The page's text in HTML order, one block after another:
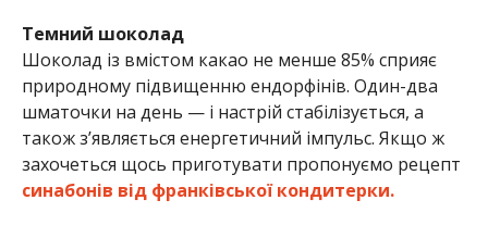
Темний шоколад
Шоколад із вмістом какао не менше 85% сприяє
природному підвищенню ендорфінів. Один-два
шматочки на день — і настрій стабілізується, а
також з’являється енергетичний імпульс. Якщо ж
захочеться щось приготувати пропонуємо рецепт
синабонів від франківської кондитерки.